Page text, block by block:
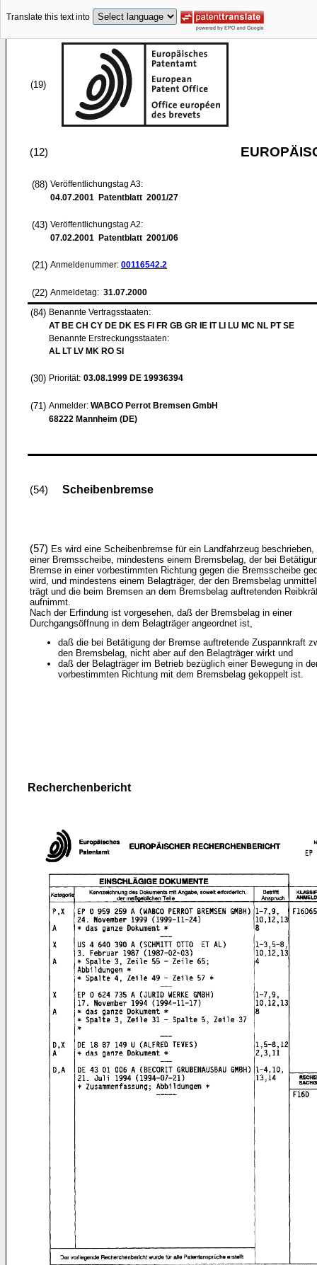
Translate this text into
(19)
(12)
(88) Veröffentlichungstag A3:
04.07.2001 Patentblatt 2001/27
(43) Veröffentlichungstag A2:
07.02.2001 Patentblatt 2001/06
(21) Anmeldenummer: 00116542.2
(22) Anmeldetag: 31.07.2000
(84) Benannte Vertragsstaaten:
AT BE CH CY DE DK ES FI FR GB GR IE IT LI LU MC NL PT SE
Benannte Erstreckungsstaaten:
AL LT LV MK RO SI
(30) Priorität: 03.08.1999 DE 19936394
(71) Anmelder: WABCO Perrot Bremsen GmbH
68222 Mannheim (DE)
(54) Scheibenbremse
(57) Es wird eine Scheibenbremse für ein Landfahrzeug beschrieben,
einer Bremsscheibe, mindestens einem Bremsbelag, der bei
Bremse in einer vorbestimmten Richtung gegen die Bremsscheibe
wird, und mindestens einem Belagträger, der den Bremsbelag
trägt und die beim Bremsen an dem Bremsbelag auftretenden
aufnimmt.
Nach der Erfindung ist vorgesehen, daß der Bremsbelag in einer
Durchgangsöffnung in dem Belagträger angeordnet ist,
daß die bei Betätigung der Bremse auftretende Zuspannkraft
den Bremsbelag, nicht aber auf den Belagträger wirkt und
daß der Belagträger im Betrieb bezüglich einer Bewegung in
vorbestimmten Richtung mit dem Bremsbelag gekoppelt ist.
Recherchenbericht